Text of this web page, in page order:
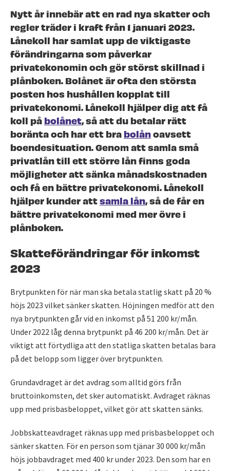
Nytt år innebär att en rad nya skatter och
regler träder i kraft från 1 januari 2023.
Lånekoll har samlat upp de viktigaste
förändringarna som påverkar
privatekonomin och gör störst skillnad i
plånboken. Bolånet är ofta den största
posten hos hushållen kopplat till
privatekonomi. Lånekoll hjälper dig att få
koll på bolånet, så att du betalar rätt
boränta och har ett bra bolånoavsett
boendesituation. Genom att samla små
privatlån till ett större lån finns goda
möjligheter att sänka månadskostnaden
och få en bättre privatekonomi. Lånekoll
hjälper kunder attsamla lån, så de får en
bättre privatekonomi med mer övre i
plånboken.
Skatteförändringar för inkomst
2023
Brytpunkten för när man ska betala statlig skatt på 20 %
höjs 2023 vilket sänker skatten. Höjningen medför att den
nya brytpunkten går vid en inkomst på 51 200 kr/mån.
Under 2022 låg denna brytpunkt på 46 200 kr/mån. Det är
viktigt att förtydliga att den statliga skatten betalas bara
på det belopp som ligger över brytpunkten.
Grundavdraget är det avdrag som alltid görs från
bruttoinkomsten, det sker automatiskt. Avdraget räknas
upp med prisbasbeloppet, vilket gör att skatten sänks.
Jobbskatteavdraget räknas upp med prisbasbeloppet och
sänker skatten. För en person som tjänar 30 000 kr/mån
höjs jobbavdraget med 400 kr under 2023. Den som har en